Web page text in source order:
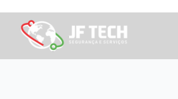
para
conteúdo